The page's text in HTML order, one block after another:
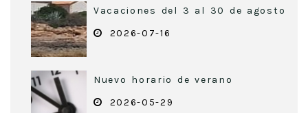
Vacaciones del 3 al 30 de agosto
2026-07-16
Nuevo horario de verano
2026-05-29